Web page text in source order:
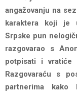
angažovanju na
karaktera koji je
Srpske pun
razgovarao s
potpisati i vratiće
Razgovaraću s
partnerima